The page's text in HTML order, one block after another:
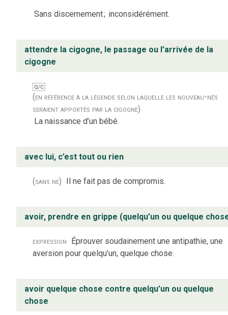
Sans discernement; inconsidérément.
attendre la cigogne, le passage ou l’arrivée de la
cigogne
Q/C
(en référence à la légende selon laquelle les nouveau-nés
seraient apportés par la cigogne)
La naissance d’un bébé.
avec lui, c’est tout ou rien
(sans ne) Il ne fait pas de compromis.
avoir, prendre en grippe (quelqu’un ou quelque
expression Éprouver soudainement une antipathie, une
aversion pour quelqu’un, quelque chose.
avoir quelque chose contre quelqu’un ou quelque
chose